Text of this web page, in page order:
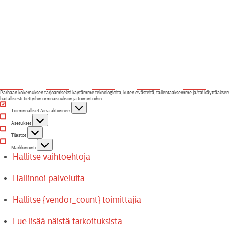
Parhaan kokemuksen tarjoamiseksi käytämme teknologioita, kuten evästeitä, tallentaaksemme ja/tai
haitallisesti tiettyihin ominaisuuksiin ja toimintoihin.
Toiminnalliset Aina aktiivinen
Asetukset
Asetukset
Tilastot
Tilastot
Markkinointi
Markkinointi
Hallitse vaihtoehtoja
Hallinnoi palveluita
Hallitse {vendor_count} toimittajia
Lue lisää näistä tarkoituksista